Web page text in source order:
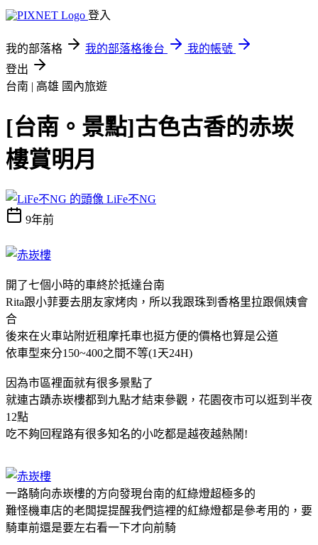
登入
我的部落格 我的部落格後台
我的帳號
登出
台南 | 高雄 國內旅遊
[台南。景點]古色古香的赤崁
樓賞明月
LiFe不NG
9年前
開了七個小時的車終於抵達台南
Rita跟小菲要去朋友家烤肉，所以我跟珠到香格里拉跟佩姨會
合
後來在火車站附近租摩托車也挺方便的價格也算是公道
依車型來分150~400之間不等(1天24H)
因為市區裡面就有很多景點了
就連古蹟赤崁樓都到九點才結束參觀，花園夜市可以逛到半夜
12點
吃不夠回程路有很多知名的小吃都是越夜越熱鬧!
一路騎向赤崁樓的方向發現台南的紅綠燈超極多的
難怪機車店的老闆提提醒我們這裡的紅綠燈都是參考用的，要
騎車前還是要左右看一下才向前騎